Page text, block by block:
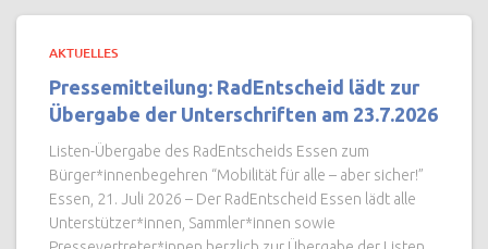
AKTUELLES
Pressemitteilung: RadEntscheid lädt zur
Übergabe der Unterschriften am 23.7.2026
Listen-Übergabe des RadEntscheids Essen zum
Bürger*innenbegehren “Mobilität für alle – aber sicher!”
Essen, 21. Juli 2026 – Der RadEntscheid Essen lädt alle
Unterstützer*innen, Sammler*innen sowie